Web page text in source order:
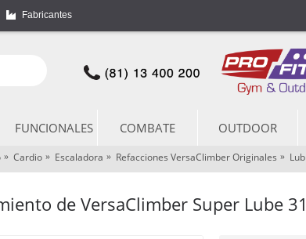
Fabricantes
FUNCIONALES COMBATE OUTDOOR
Cardio Escaladora Refacciones VersaClimber Originales
de VersaClimber Super Lube